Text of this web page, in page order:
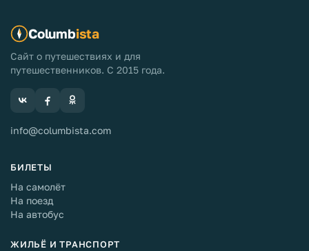
Columbista
Сайт о путешествиях и для
путешественников. С 2015 года.
info@columbista.com
БИЛЕТЫ
На самолёт
На поезд
На автобус
ЖИЛЬЁ И ТРАНСПОРТ